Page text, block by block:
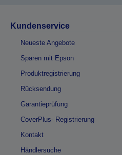
Kundenservice
Neueste Angebote
Sparen mit Epson
Produktregistrierung
Rücksendung
Garantieprüfung
CoverPlus- Registrierung
Kontakt
Händlersuche